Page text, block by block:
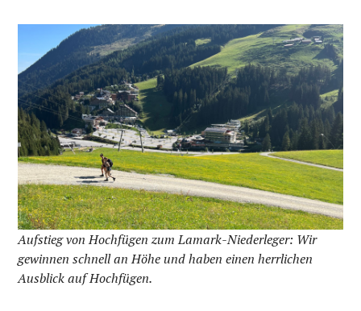
Aufstieg von Hochfügen zum Lamark-Niederleger: Wir
gewinnen schnell an Höhe und haben einen herrlichen
Ausblick auf Hochfügen.